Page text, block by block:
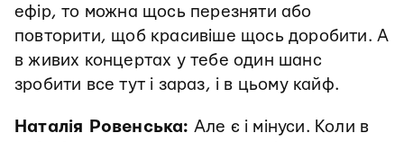
ефір, то можна щось перезняти або
повторити, щоб красивіше щось доробити. А
в живих концертах у тебе один шанс
зробити все тут і зараз, і в цьому кайф.
Наталія Ровенська: Але є і мінуси. Коли в